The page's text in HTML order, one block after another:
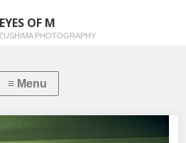
EYES OF M
PHOTOGRAPHY